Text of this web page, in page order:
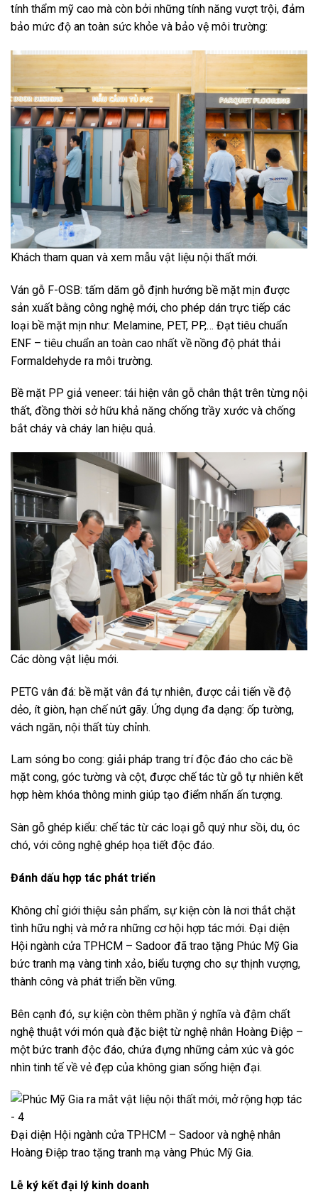
tính thẩm mỹ cao mà còn bởi những tính năng vượt trội, đảm
bảo mức độ an toàn sức khỏe và bảo vệ môi trường:
Khách tham quan và xem mẫu vật liệu nội thất mới.
Ván gỗ F-OSB: tấm dăm gỗ định hướng bề mặt mịn được
sản xuất bằng công nghệ mới, cho phép dán trực tiếp các
loại bề mặt mịn như: Melamine, PET, PP,… Đạt tiêu chuẩn
ENF – tiêu chuẩn an toàn cao nhất về nồng độ phát thải
Formaldehyde ra môi trường.
Bề mặt PP giả veneer: tái hiện vân gỗ chân thật trên từng nội
thất, đồng thời sở hữu khả năng chống trầy xước và chống
bắt cháy và cháy lan hiệu quả.
Các dòng vật liệu mới.
PETG vân đá: bề mặt vân đá tự nhiên, được cải tiến về độ
dẻo, ít giòn, hạn chế nứt gãy. Ứng dụng đa dạng: ốp tường,
vách ngăn, nội thất tùy chỉnh.
Lam sóng bo cong: giải pháp trang trí độc đáo cho các bề
mặt cong, góc tường và cột, được chế tác từ gỗ tự nhiên kết
hợp hèm khóa thông minh giúp tạo điểm nhấn ấn tượng.
Sàn gỗ ghép kiểu: chế tác từ các loại gỗ quý như sồi, du, óc
chó, với công nghệ ghép họa tiết độc đáo.
Đánh dấu hợp tác phát triển
Không chỉ giới thiệu sản phẩm, sự kiện còn là nơi thắt chặt
tình hữu nghị và mở ra những cơ hội hợp tác mới. Đại diện
Hội ngành cửa TPHCM – Sadoor đã trao tặng Phúc Mỹ Gia
bức tranh mạ vàng tinh xảo, biểu tượng cho sự thịnh vượng,
thành công và phát triển bền vững.
Bên cạnh đó, sự kiện còn thêm phần ý nghĩa và đậm chất
nghệ thuật với món quà đặc biệt từ nghệ nhân Hoàng Điệp –
một bức tranh độc đáo, chứa đựng những cảm xúc và góc
nhìn tinh tế về vẻ đẹp của không gian sống hiện đại.
Đại diện Hội ngành cửa TPHCM – Sadoor và nghệ nhân
Hoàng Điệp trao tặng tranh mạ vàng Phúc Mỹ Gia.
Lễ ký kết đại lý kinh doanh